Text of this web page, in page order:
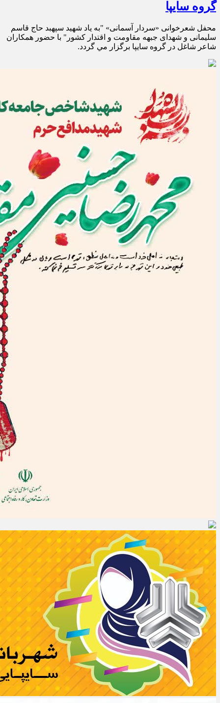
گروه سایپا
محفل شعرخوانی «سردار آسمانی» "به یاد شهید سپهبد حاج قاسم
سلیمانی و شهدای جبهه مقاومت و اقتدار کشور" با حضور همکاران
شاعر شاغل در گروه سایپا برگزار مي گردد.